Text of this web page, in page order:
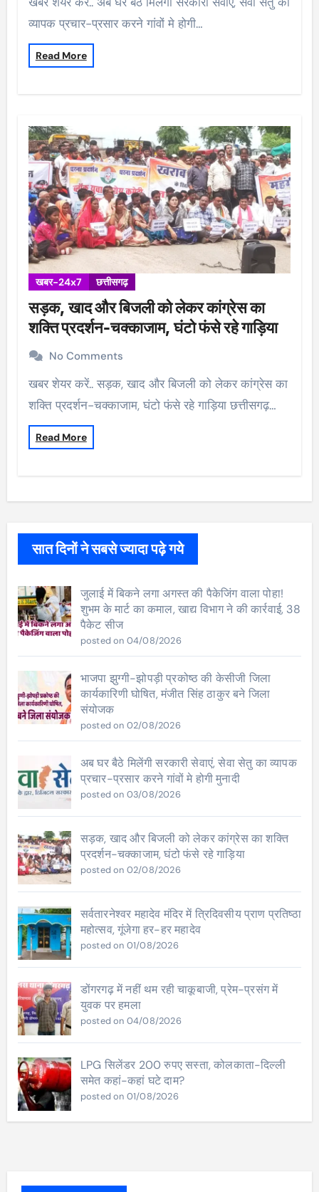
व्यापक प्रचार-प्रसार करने गांवों मे होगी…
Read More
खबर-24x7 छत्तीसगढ़
सड़क, खाद और बिजली को लेकर कांग्रेस का
शक्ति प्रदर्शन-चक्काजाम, घंटो फंसे रहे गाड़िया
No Comments
खबर शेयर करें.. सड़क, खाद और बिजली को लेकर कांग्रेस का
शक्ति प्रदर्शन-चक्काजाम, घंटो फंसे रहे गाड़िया छत्तीसगढ़…
Read More
सात दिनों ने सबसे ज्यादा पढ़े गये
जुलाई में बिकने लगा अगस्त की पैकेजिंग वाला पोहा!
शुभम के मार्ट का कमाल, खाद्य विभाग ने की कार्रवाई, 38
पैकेट सीज
posted on 04/08/2026
भाजपा झुग्गी-झोपड़ी प्रकोष्ठ की केसीजी जिला
कार्यकारिणी घोषित, मंजीत सिंह ठाकुर बने जिला
संयोजक
posted on 02/08/2026
अब घर बैठे मिलेंगी सरकारी सेवाएं, सेवा सेतु का व्यापक
प्रचार-प्रसार करने गांवों मे होगी मुनादी
posted on 03/08/2026
सड़क, खाद और बिजली को लेकर कांग्रेस का शक्ति
प्रदर्शन-चक्काजाम, घंटो फंसे रहे गाड़िया
posted on 02/08/2026
सर्वतारनेश्वर महादेव मंदिर में त्रिदिवसीय प्राण प्रतिष्ठा
महोत्सव, गूंजेगा हर-हर महादेव
posted on 01/08/2026
डोंगरगढ़ में नहीं थम रही चाकूबाजी, प्रेम-प्रसंग में
युवक पर हमला
posted on 04/08/2026
LPG सिलेंडर 200 रुपए सस्ता, कोलकाता-दिल्ली
समेत कहां-कहां घटे दाम?
posted on 01/08/2026